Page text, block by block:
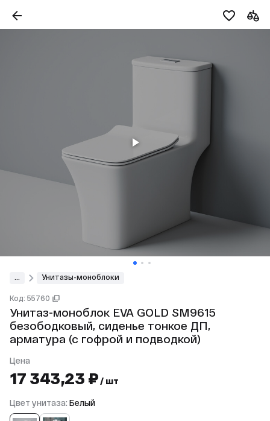
Унитазы-моноблоки
Код: 55760
Унитаз-моноблок EVA GOLD SM9615
безободковый, сиденье тонкое ДП,
арматура (с гофрой и подводкой)
Цена
17 343,23 ₽ / шт
Цвет унитаза: Белый